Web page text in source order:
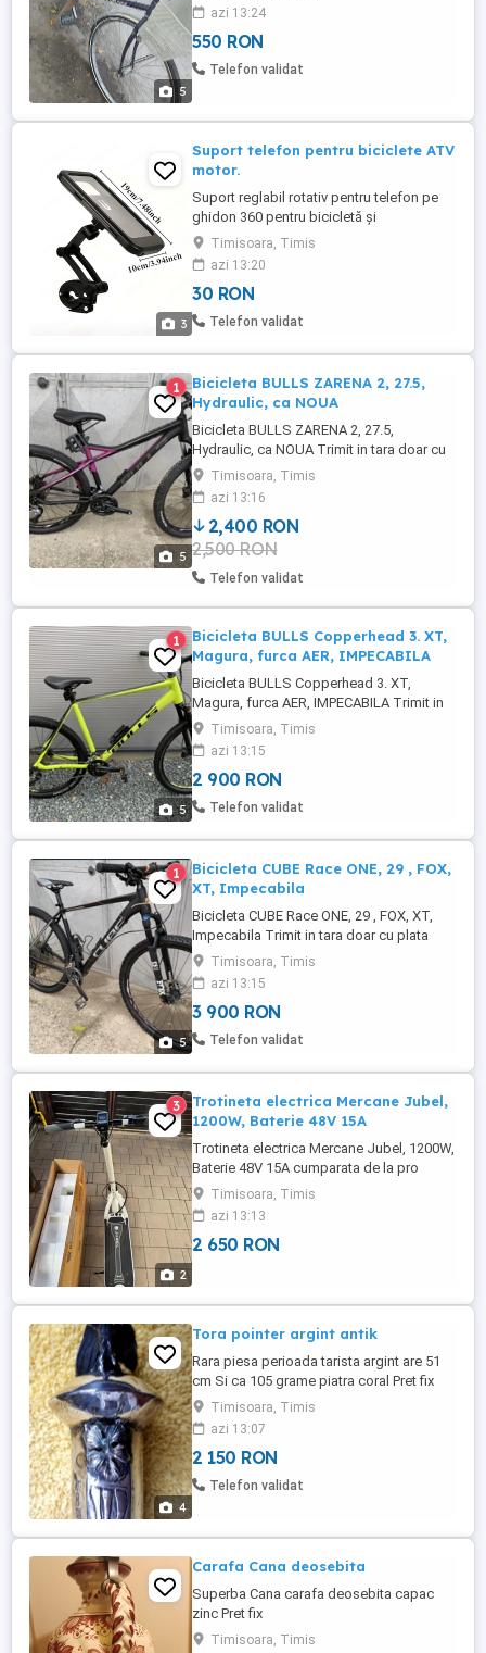
5
azi 13:24
550 RON
Telefon validat
3
Suport telefon pentru biciclete ATV
motor.
Suport reglabil rotativ pentru telefon pe
ghidon 360 pentru bicicletă și
motocicletă, suport de navigație stabil cu
absorbție a șocurilor pentru deplasări în
aer liber, rotativ, impermeabil și rezistent la
praf, montat pe ghidon, potrivit pentru
bicicletă și motocicletă, instalare rapidă și
Timisoara, Timis
azi 13:20
30 RON
Telefon validat
5
1
Bicicleta BULLS ZARENA 2, 27.5,
Hydraulic, ca NOUA
Bicicleta BULLS ZARENA 2, 27.5,
Hydraulic, ca NOUA Trimit in tara doar cu
plata transport in avans. Pret fix, fara
schimburi.
Timisoara, Timis
azi 13:16
2,400 RON
2,500 RON
Telefon validat
5
1
Bicicleta BULLS Copperhead 3. XT,
Magura, furca AER, IMPECABILA
Bicicleta BULLS Copperhead 3. XT,
Magura, furca AER, IMPECABILA Trimit in
tara doar cu plata transport in avans. Pret
fix, fara schimburi.
Timisoara, Timis
azi 13:15
2 900 RON
Telefon validat
5
1
Bicicleta CUBE Race ONE, 29 , FOX,
XT, Impecabila
Bicicleta CUBE Race ONE, 29 , FOX, XT,
Impecabila Trimit in tara doar cu plata
transport in avans. Pret fix, fara schimburi.
Timisoara, Timis
azi 13:15
3 900 RON
Telefon validat
2
3
Trotineta electrica Mercane Jubel,
1200W, Baterie 48V 15A
Trotineta electrica Mercane Jubel, 1200W,
Baterie 48V 15A cumparata de la pro
motor cu factura bon la pret 6400 ron
AUTONOMIE BATERIE 60KM Motor: spate
800W (1200W varf) Baterie: 48V cu 15Ah
(720 Wh) Greutate: 48 lb Limita de
Timisoara, Timis
azi 13:13
2 650 RON
4
Tora pointer argint antik
Rara piesa perioada tarista argint are 51
cm Si ca 105 grame piatra coral Pret fix
Timisoara, Timis
azi 13:07
2 150 RON
Telefon validat
Carafa Cana deosebita
Superba Cana carafa deosebita capac
zinc Pret fix
Timisoara, Timis